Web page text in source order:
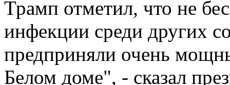
Трамп отметил, что не
инфекции среди других
предприняли очень
Белом доме", - сказал